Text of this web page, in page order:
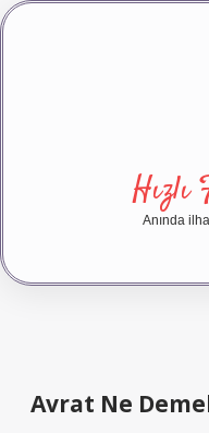
Hızlı
Anında
Avrat Ne